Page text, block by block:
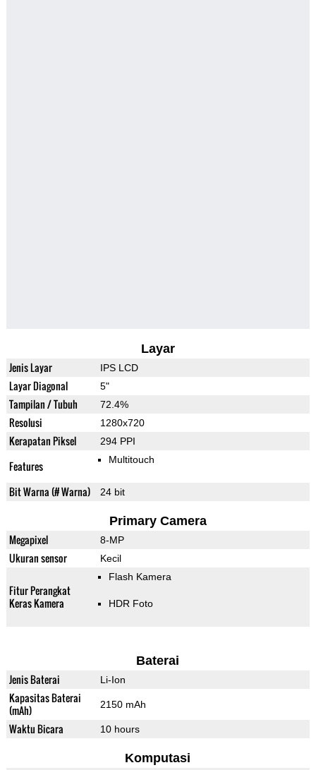
Layar
Jenis Layar IPS LCD
Layar Diagonal 5"
Tampilan / Tubuh 72.4%
Resolusi 1280x720
Kerapatan Piksel 294 PPI
Features Multitouch
Bit Warna (# Warna) 24 bit
Primary Camera
Megapixel 8-MP
Ukuran sensor Kecil
Fitur Perangkat
Keras Kamera
Flash Kamera
HDR Foto
Baterai
Jenis Baterai Li-Ion
Kapasitas Baterai
(mAh)
2150 mAh
Waktu Bicara 10 hours
Komputasi